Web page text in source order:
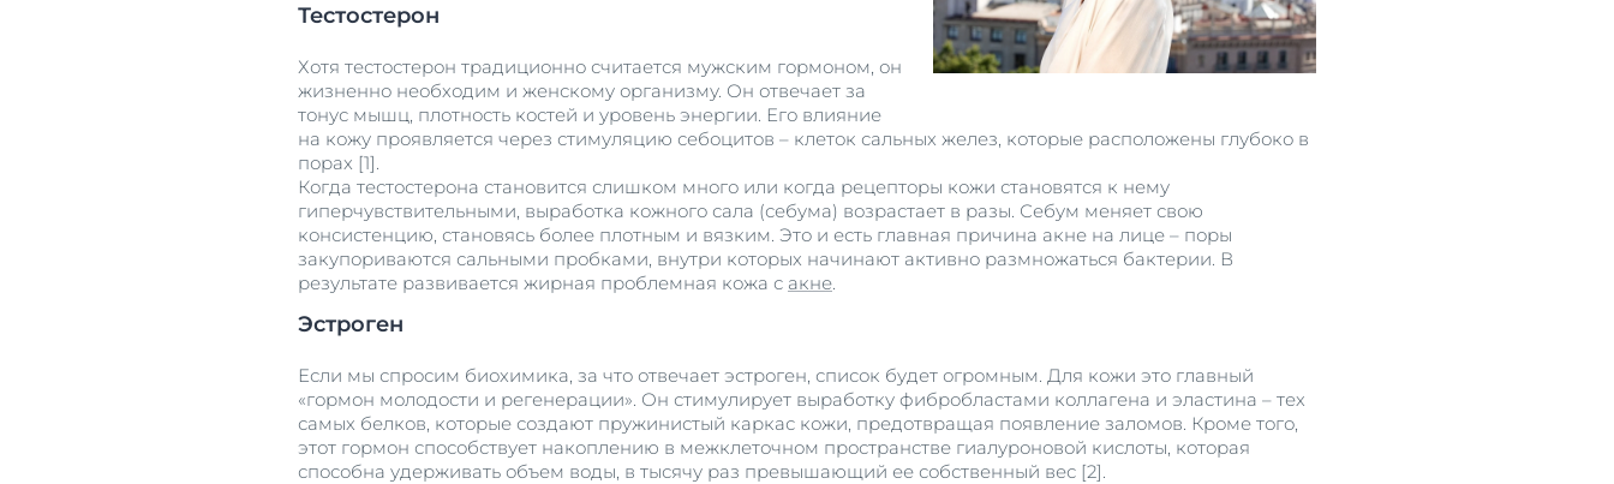
Тестостерон
Хотя тестостерон традиционно считается мужским гормоном, он
жизненно необходим и женскому организму. Он отвечает за
тонус мышц, плотность костей и уровень энергии. Его влияние
на кожу проявляется через стимуляцию себоцитов – клеток сальных желез, которые расположены глубоко в
порах [1].
Когда тестостерона становится слишком много или когда рецепторы кожи становятся к нему
гиперчувствительными, выработка кожного сала (себума) возрастает в разы. Себум меняет свою
консистенцию, становясь более плотным и вязким. Это и есть главная причина акне на лице – поры
закупориваются сальными пробками, внутри которых начинают активно размножаться бактерии. В
результате развивается жирная проблемная кожа с акне
Эстроген
Если мы спросим биохимика, за что отвечает эстроген, список будет огромным. Для кожи это главный
«гормон молодости и регенерации». Он стимулирует выработку фибробластами коллагена и эластина – тех
самых белков, которые создают пружинистый каркас кожи, предотвращая появление заломов. Кроме того,
этот гормон способствует накоплению в межклеточном пространстве гиалуроновой кислоты, которая
способна удерживать объем воды, в тысячу раз превышающий ее собственный вес [2].